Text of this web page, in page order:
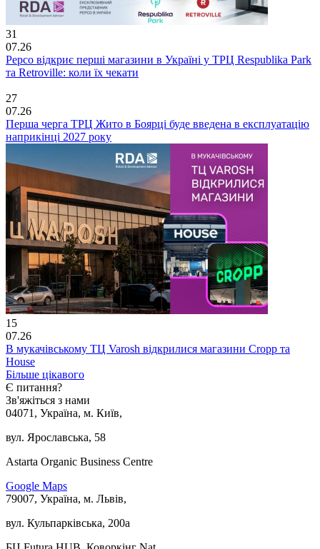
31
07.26
Pepco відкриє перші магазини в Україні у ТРЦ Respublika Park
та Retroville: коли їх чекати
27
07.26
Перша черга ТРЦ Жито в Боярці буде введена в експлуатацію
наприкінці 2027 року
15
07.26
В мукачівському ТЦ Varosh відкрилися магазини Cropp та
House
Більше цікавого
Є питання?
Зв'яжіться з нами
04071, Україна, м. Київ,
вул. Ярославська, 58
Astarta Organic Business Centre
Google Maps
79007, Україна, м. Львів,
вул. Кульпарківська, 200а